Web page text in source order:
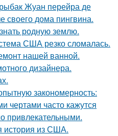
Жуан перейра де
своего дома пингвина.
родную землю.
США резко сломалась.
нашей ванной.
дизайнера.
закономерность:
чертами часто кажутся
привлекательными.
история из США.